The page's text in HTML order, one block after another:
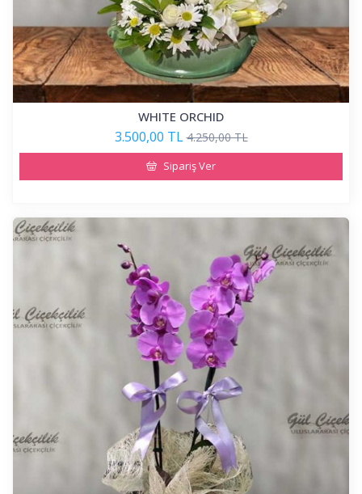
WHITE ORCHID
3.500,00 TL 4.250,00 TL
Sipariş Ver